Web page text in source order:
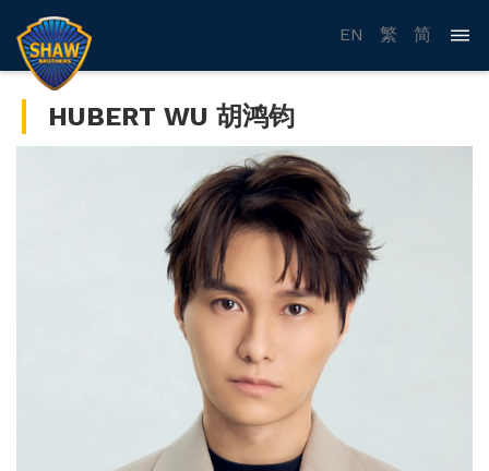
EN 繁 简
HUBERT WU 胡鸿钧